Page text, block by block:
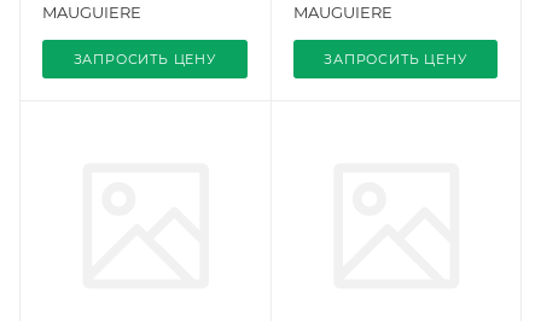
MAUGUIERE
ЗАПРОСИТЬ ЦЕНУ
MAUGUIERE
ЗАПРОСИТЬ ЦЕНУ